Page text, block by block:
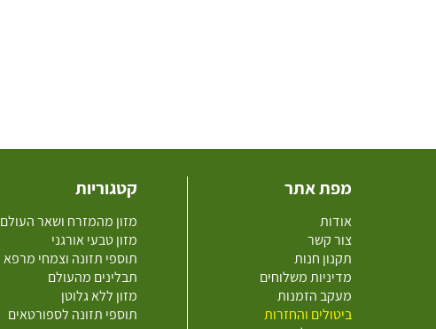
מפת אתר
אודות
צור קשר
תקנון חנות
מדיניות משלוחים
מעקב הזמנות
ביטולים והחזרות
קטגוריות
מזון מהמזרח ושאר העולם
מזון טבעי אורגני
תוספי תזונה וצמחי מרפא
תבלינים מהעולם
מזון ללא גלוטן
תוספי תזונה לספורטאים